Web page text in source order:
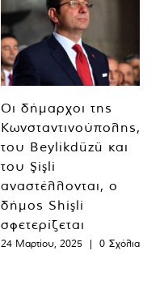
Οι δήμαρχοι της
Κωνσταντινούπολης,
του Beylikdüzü και
του Şişli
αναστέλλονται, ο
δήμος Shişli
σφετερίζεται
24 Μαρτίου, 2025 | 0 Σχόλια